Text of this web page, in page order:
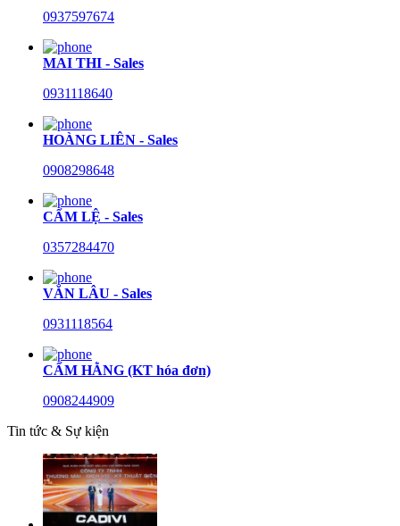
0937597674
MAI THI - Sales
0931118640
HOÀNG LIÊN - Sales
0908298648
CẨM LỆ - Sales
0357284470
VĂN LÂU - Sales
0931118564
CẨM HẰNG (KT hóa đơn)
0908244909
Tin tức & Sự kiện